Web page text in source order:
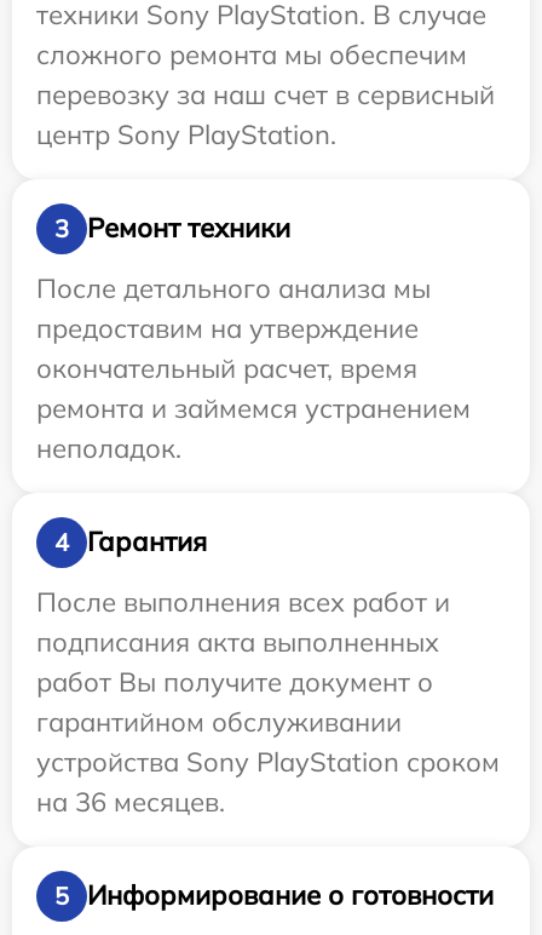
техники Sony PlayStation. В случае
сложного ремонта мы обеспечим
перевозку за наш счет в сервисный
центр Sony PlayStation.
3
Ремонт техники
После детального анализа мы
предоставим на утверждение
окончательный расчет, время
ремонта и займемся устранением
неполадок.
4
Гарантия
После выполнения всех работ и
подписания акта выполненных
работ Вы получите документ о
гарантийном обслуживании
устройства Sony PlayStation сроком
на 36 месяцев.
5
Информирование о готовности